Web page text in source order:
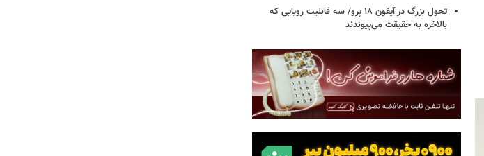
تحول بزرگ در آیفون ۱۸ پرو/ سه قابلیت رویایی که
بالاخره به حقیقت می‌پیوندند